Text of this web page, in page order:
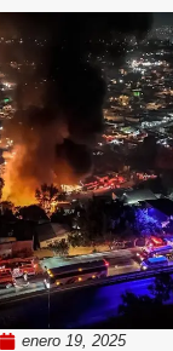
enero 19, 2025